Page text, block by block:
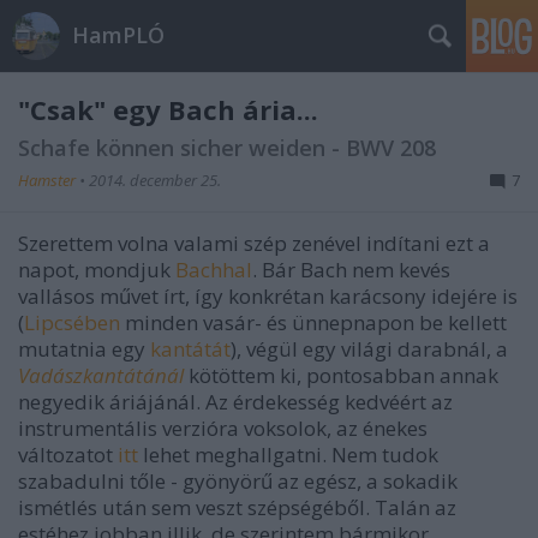
HamPLÓ
"Csak" egy Bach ária...
Schafe können sicher weiden - BWV 208
Hamster • 2014. december 25. 7
Szerettem volna valami szép zenével indítani ezt a
napot, mondjuk Bachhal. Bár Bach nem kevés
vallásos művet írt, így konkrétan karácsony idejére is
(Lipcsében minden vasár- és ünnepnapon be kellett
mutatnia egy kantátát), végül egy világi darabnál, a
Vadászkantátánálkötöttem ki, pontosabban annak
negyedik áriájánál. Az érdekesség kedvéért az
instrumentális verzióra voksolok, az énekes
változatot itt lehet meghallgatni. Nem tudok
szabadulni tőle - gyönyörű az egész, a sokadik
ismétlés után sem veszt szépségéből. Talán az